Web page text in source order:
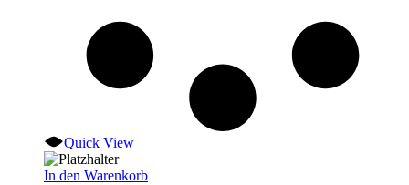
Quick View
In den Warenkorb